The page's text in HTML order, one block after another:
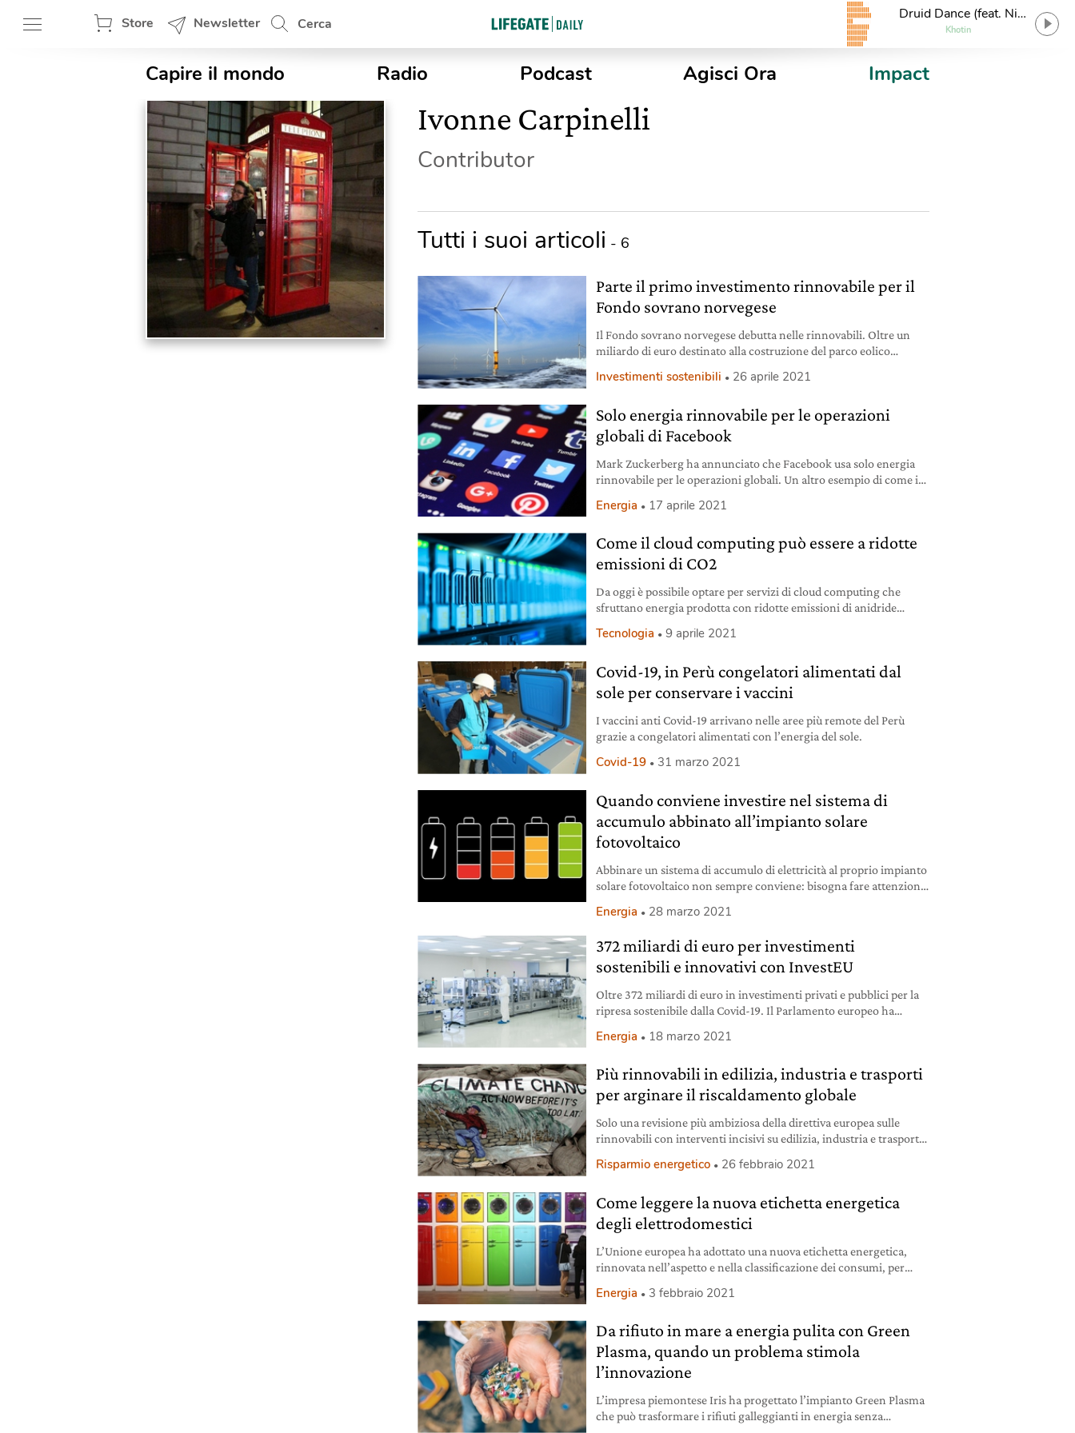
Store Newsletter Cerca
Druid Dance (feat. Nik
7)
Khotin
Capire il mondo Radio Podcast Agisci Ora Impact
Ivonne Carpinelli
Contributor
Tutti i suoi articoli - 6
Parte il primo investimento rinnovabile per il
Fondo sovrano norvegese
Il Fondo sovrano norvegese debutta nelle rinnovabili. Oltre un
miliardo di euro destinato alla costruzione del parco eolico
Investimenti sostenibili 26 aprile 2021
Solo energia rinnovabile per le operazioni
globali di Facebook
Mark Zuckerberg ha annunciato che Facebook usa solo energia
rinnovabile per le operazioni globali. Un altro esempio di come il
Energia 17 aprile 2021
Come il cloud computing può essere a ridotte
emissioni di CO2
Da oggi è possibile optare per servizi di cloud computing che
sfruttano energia prodotta con ridotte emissioni di anidride
Tecnologia 9 aprile 2021
Covid-19, in Perù congelatori alimentati dal
sole per conservare i vaccini
I vaccini anti Covid-19 arrivano nelle aree più remote del Perù
grazie a congelatori alimentati con l’energia del sole.
Covid-19 31 marzo 2021
Quando conviene investire nel sistema di
accumulo abbinato all’impianto solare
fotovoltaico
Abbinare un sistema di accumulo di elettricità al proprio impianto
solare fotovoltaico non sempre conviene: bisogna fare attenzione
Energia 28 marzo 2021
372 miliardi di euro per investimenti
sostenibili e innovativi con InvestEU
Oltre 372 miliardi di euro in investimenti privati e pubblici per la
ripresa sostenibile dalla Covid-19. Il Parlamento europeo ha
Energia 18 marzo 2021
Più rinnovabili in edilizia, industria e trasporti
per arginare il riscaldamento globale
Solo una revisione più ambiziosa della direttiva europea sulle
rinnovabili con interventi incisivi su edilizia, industria e trasporti
Risparmio energetico 26 febbraio 2021
Come leggere la nuova etichetta energetica
degli elettrodomestici
L’Unione europea ha adottato una nuova etichetta energetica,
rinnovata nell’aspetto e nella classificazione dei consumi, per
l’innovazione sostenibile tra le imprese.
Energia 3 febbraio 2021
Da rifiuto in mare a energia pulita con Green
Plasma, quando un problema stimola
l’innovazione
L’impresa piemontese Iris ha progettato l’impianto Green Plasma
che può trasformare i rifiuti galleggianti in energia senza